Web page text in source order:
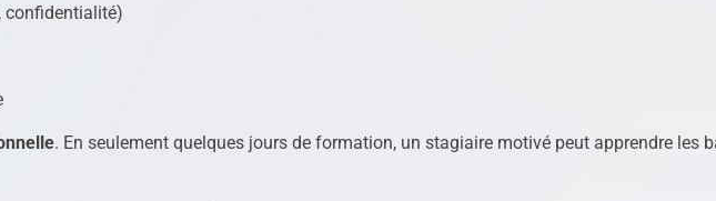
confidentialité)
. En seulement quelques jours de formation, un stagiaire motivé peut apprendre les